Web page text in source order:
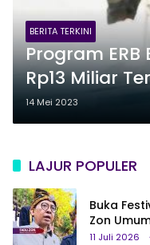
BERITA TERKINI
Program
Rp13 Miliar
Terluar Pulau
14 Mei 2023
LAJUR POPULER
Buka
Zon
Status
11 Juli 2026